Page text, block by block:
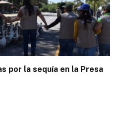
por la sequía en la Presa